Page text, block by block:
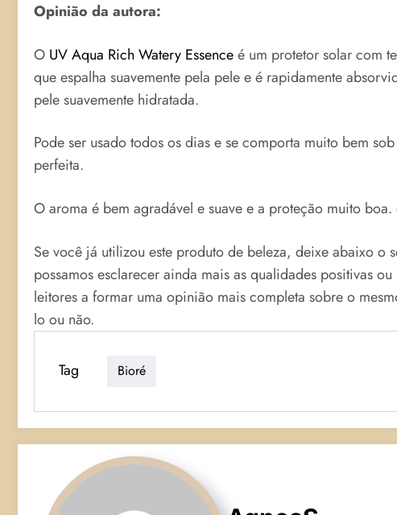
Opinião da autora:
O UV Aqua Rich Watery Essenceé um protetor solar com
que espalha suavemente pela pele e é rapidamente
pele suavemente hidratada.
Pode ser usado todos os dias e se comporta muito bem
perfeita.
O aroma é bem agradável e suave e a proteção muito
Se você já utilizou este produto de beleza, deixe abaixo o
possamos esclarecer ainda mais as qualidades positivas
leitores a formar uma opinião mais completa sobre o
lo ou não.
Tag Bioré